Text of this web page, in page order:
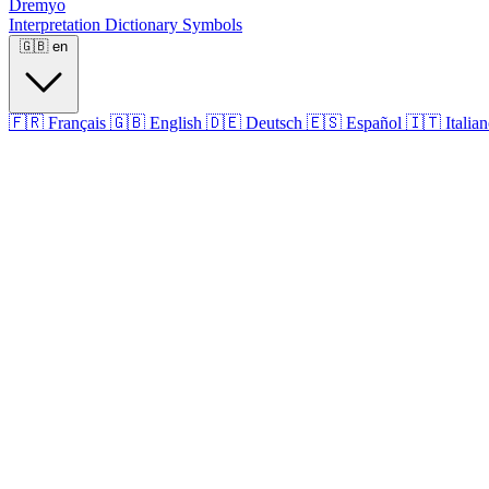
Dremyo
Interpretation Dictionary Symbols
🇬🇧 en
🇫🇷 Français 🇬🇧 English 🇩🇪 Deutsch 🇪🇸 Español 🇮🇹